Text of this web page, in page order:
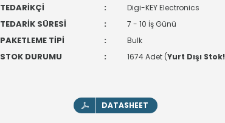
TEDARİKÇİ : Digi-KEY Electronics
TEDARİK SÜRESİ : 7 - 10 İş Günü
PAKETLEME TİPİ : Bulk
STOK DURUMU : 1674 Adet (Yurt Dışı Stok!
DATASHEET